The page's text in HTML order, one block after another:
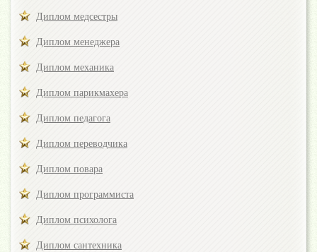
Диплом медсестры
Диплом менеджера
Диплом механика
Диплом парикмахера
Диплом педагога
Диплом переводчика
Диплом повара
Диплом программиста
Диплом психолога
Диплом сантехника